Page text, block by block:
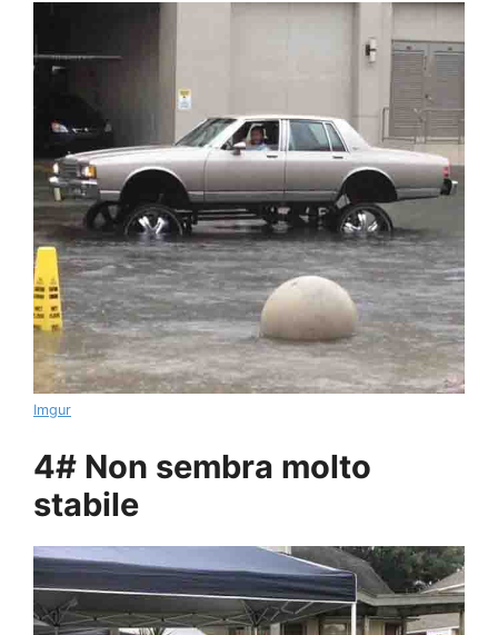
Imgur
4# Non sembra molto
stabile